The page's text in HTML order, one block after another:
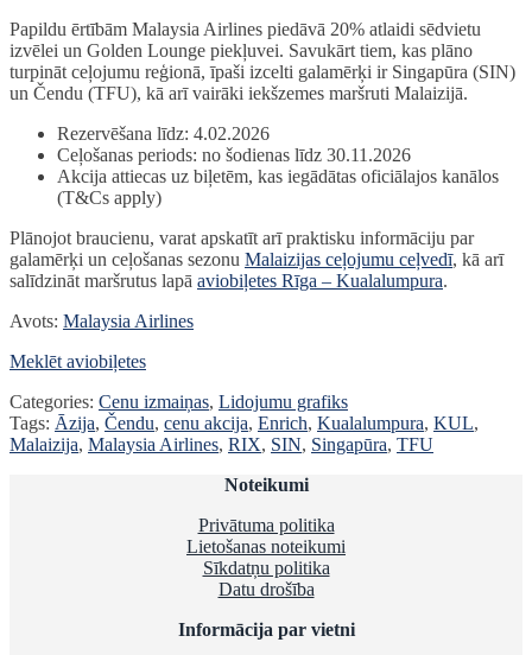
Papildu ērtībām Malaysia Airlines piedāvā 20% atlaidi sēdvietu
izvēlei un Golden Lounge piekļuvei. Savukārt tiem, kas plāno
turpināt ceļojumu reģionā, īpaši izcelti galamērķi ir Singapūra (SIN)
un Čendu (TFU), kā arī vairāki iekšzemes maršruti Malaizijā.
Rezervēšana līdz: 4.02.2026
Ceļošanas periods: no šodienas līdz 30.11.2026
Akcija attiecas uz biļetēm, kas iegādātas oficiālajos kanālos
(T&Cs apply)
Plānojot braucienu, varat apskatīt arī praktisku informāciju par
galamērķi un ceļošanas sezonu Malaizijas ceļojumu ceļvedī, kā arī
salīdzināt maršrutus lapā aviobiļetes Rīga – Kualalumpura.
Avots: Malaysia Airlines
Meklēt aviobiļetes
Categories: Cenu izmaiņas, Lidojumu grafiks
Tags: Āzija, Čendu, cenu akcija, Enrich, Kualalumpura, KUL,
Malaizija, Malaysia Airlines, RIX, SIN, Singapūra, TFU
Noteikumi
Privātuma politika
Lietošanas noteikumi
Sīkdatņu politika
Datu drošība
Informācija par vietni